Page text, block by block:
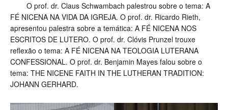
O prof. dr. Claus Schwambach palestrou sobre o tema: A
FÉ NICENA NA VIDA DA IGREJA. O prof. dr. Ricardo Rieth,
apresentou palestra sobre a temática: A FÉ NICENA NOS
ESCRITOS DE LUTERO. O prof. dr. Clóvis Prunzel trouxe
reflexão o tema: A FÉ NICENA NA TEOLOGIA LUTERANA
CONFESSIONAL. O prof. dr. Benjamin Mayes falou sobre o
tema: THE NICENE FAITH IN THE LUTHERAN TRADITION:
JOHANN GERHARD.